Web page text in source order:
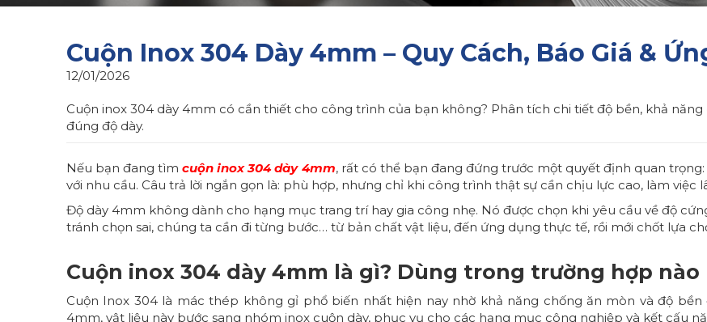
Cuộn Inox 304 Dày 4mm – Quy Cách, Báo Giá &
12/01/2026
Cuộn inox 304 dày 4mm có cần thiết cho công trình của bạn không? Phân tích chi tiết độ bền, khả
đúng độ dày.
Nếu bạn đang tìmcuộn inox 304 dày 4mm, rất có thể bạn đang đứng trước một quyết định quan trọng:
với nhu cầu. Câu trả lời ngắn gọn là: phù hợp, nhưng chỉ khi công trình thật sự cần chịu lực cao, làm việc
Độ dày 4mm không dành cho hạng mục trang trí hay gia công nhẹ. Nó được chọn khi yêu cầu về độ
tránh chọn sai, chúng ta cần đi từng bước… từ bản chất vật liệu, đến ứng dụng thực tế, rồi mới chốt lựa
Cuộn inox 304 dày 4mm là gì? Dùng trong trường hợp nào
Cuộn Inox 304là mác thép không gỉ phổ biến nhất hiện nay nhờ khả năng chống ăn mòn và độ bền
4mm, vật liệu này bước sang nhóm inox cuộn dày, phục vụ cho các hạng mục công nghiệp và kết cấu